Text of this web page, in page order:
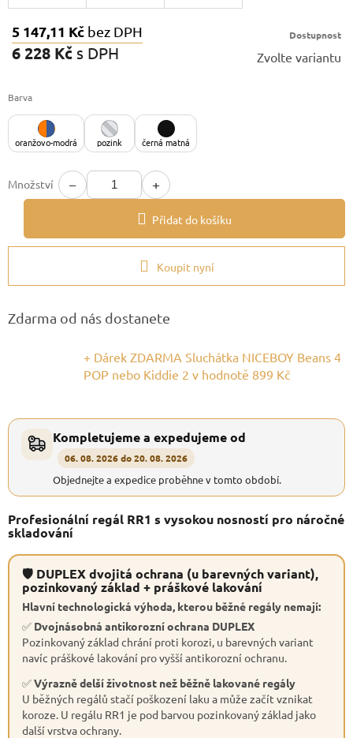
5 147,11 Kč bez DPH
6 228 Kč s DPH
Dostupnost
Zvolte variantu
Barva
oranžovo-modrá pozink černá matná
Množství − +
Přidat do košíku
Koupit nyní
Zdarma od nás dostanete
+ Dárek ZDARMA Sluchátka NICEBOY Beans 4
POP nebo Kiddie 2 v hodnotě 899 Kč
Kompletujeme a expedujeme od
06. 08. 2026 do 20. 08. 2026
Objednejte a expedice proběhne v tomto období.
Profesionální regál RR1 s vysokou nosností pro náročné
skladování
🛡 DUPLEX dvojitá ochrana (u barevných variant),
pozinkovaný základ + práškové lakování
Hlavní technologická výhoda, kterou běžné regály nemají:
✅ Dvojnásobná antikorozní ochrana DUPLEX
Pozinkovaný základ chrání proti korozi, u barevných variant
navíc práškové lakování pro vyšší antikorozní ochranu.
✅Výrazně delší životnost než běžně lakované regály
U běžných regálů stačí poškození laku a může začít vznikat
koroze. U regálu RR1 je pod barvou pozinkovaný základ jako
další vrstva ochrany.